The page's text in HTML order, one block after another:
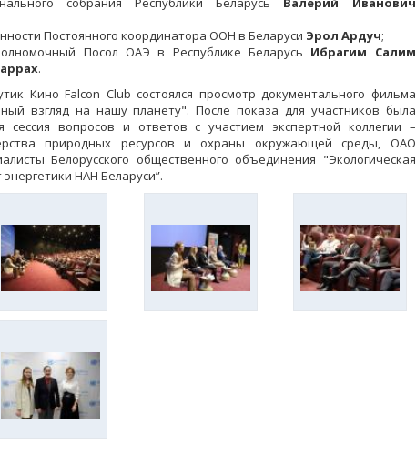
Постоянного координатора ООН в Беларуси Эрол Ардуч;
Посол ОАЭ в Республике Беларусь Ибрагим Салим
.
Кино Falcon Club состоялся просмотр документального фильма
взгляд на нашу планету". После показа для участников была
сессия вопросов и ответов с участием экспертной коллегии –
природных ресурсов и охраны окружающей среды, ОАО
Белорусского общественного объединения "Экологическая
НАН Беларуси”.